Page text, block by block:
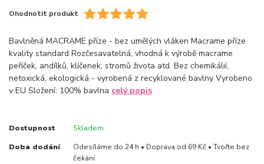
Ohodnotit produkt
Bavlněná MACRAME příze - bez umělých vláken Macrame příze
kvality standard Rozčesavatelná, vhodná k výrobě macrame
peříček, andílků, klíčenek, stromů života atd. Bez chemikálií,
netoxická, ekologická - vyrobená z recyklované bavlny Vyrobeno
v EU Složení: 100% bavlna celý popis
Dostupnost Skladem
Doba dodání
Odesíláme do 24 h • Doprava od 69 Kč • Tvořte bez
čekání